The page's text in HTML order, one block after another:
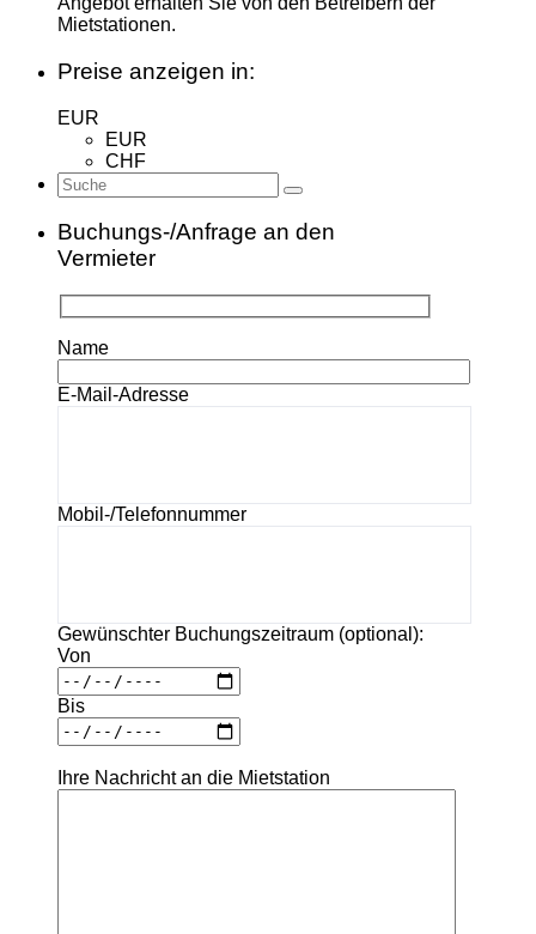
Mietstationen.
Preise anzeigen in:
EUR
EUR
CHF
Buchungs-/Anfrage an den
Vermieter
Name
E-Mail-Adresse
Mobil-/Telefonnummer
Gewünschter Buchungszeitraum (optional):
Von
Bis
Ihre Nachricht an die Mietstation